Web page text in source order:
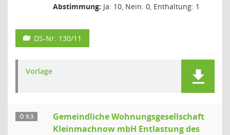
Abstimmung: Ja: 10, Nein: 0, Enthaltung: 1
DS-Nr. 130/11
Vorlage
Ö 9.3
Gemeindliche Wohnungsgesellschaft
Kleinmachnow mbH Entlastung des